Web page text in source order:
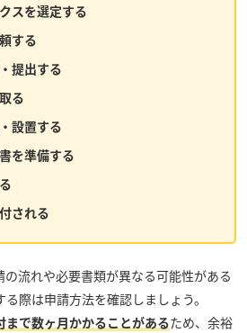
スを選定する
する
提出する
る
設置する
を準備する
される
流れや必要書類が異なる可能性がある
際は申請方法を確認しましょう。
で数ヶ月かかることがあるため、余裕